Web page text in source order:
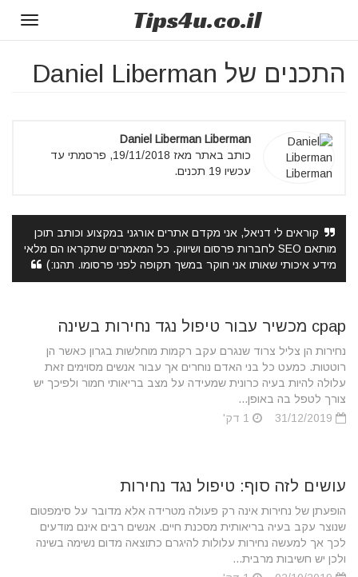
Tips4u.co.il
התכנים של Daniel Liberman
Daniel Liberman Liberman
כותב באתר מאז 19/11/2018, פרסמתי עד
עכשיו 19 תכנים.
קוראים לי דניאל, אני מקדם אתרים אורגני במקצוע וכותב תוכן
מותאם SEO לחברות פרסום ושיווק. כל המאמרים שתקראו הם מלאי
מידע איכותי שאותו אני חוקר במשך תקופה לפני פרסומו. תהנו:)
cpap מכשיר עבור טיפול נגד נחירות בשינה
נחירות הן צליל צרוד שנגרם עקב רקמות מוחלשות בגרון כאשר הן
רוטטות. כמעט כל בני האדם נוחרים אך עבור אנשים מסוימים זאת
עלולה להיות בעיה כרונית שמעידה על מצב בריאותי חמור ולפיכך יש
צורך לטפל בה באופן...
עושים לזה סוף: טיפול נגד נחירות
הופעתן של נחירות אינה רק פעולה מטרידה אלא מדובר על סימפטום
שנוצר עקב בעיה בריאותית מסכנת חיים. אנשים רבים אינם מודעים
לכך אך למעשה נחירות עלולות להיגרם כתוצאה מדום נשימה בשינה
ולכן יש חשיבות מרבית...